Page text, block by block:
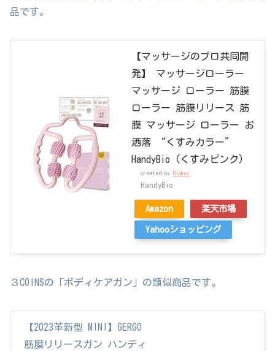
品です。
【マッサージのプロ共同開
発】 マッサージローラー
マッサージ ローラー 筋膜
ローラー 筋膜リリース 筋
膜 マッサージ ローラー お
洒落 “くすみカラー”
HandyBio (くすみピンク)
created by Rinker
HandyBio
Amazon 楽天市場
Yahooショッピング
３COINSの「ボディケアガン」の類似商品です。
【2023革新型 MINI】GERGO
筋膜リリースガン ハンディ